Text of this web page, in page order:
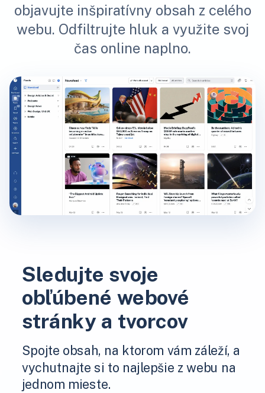
objavujte inšpiratívny obsah z celého
webu. Odfiltrujte hluk a využite svoj
čas online naplno.
Sledujte svoje
obľúbené webové
stránky a tvorcov
Spojte obsah, na ktorom vám záleží, a
vychutnajte si to najlepšie z webu na
jednom mieste.